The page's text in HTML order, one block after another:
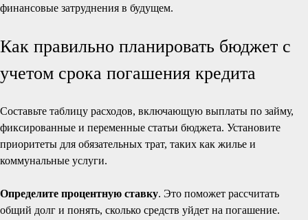
финансовые затруднения в будущем.
Как правильно планировать бюджет с
учетом срока погашения кредита
Составьте таблицу расходов, включающую выплаты по займу,
фиксированные и переменные статьи бюджета. Установите
приоритеты для обязательных трат, таких как жилье и
коммунальные услуги.
Определите процентную ставку. Это поможет рассчитать
общий долг и понять, сколько средств уйдет на погашение.